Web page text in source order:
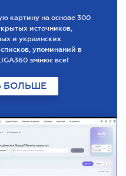
картину на основе 300
источников,
и украинских
упоминаний в
змінює все!
БОЛЬШЕ